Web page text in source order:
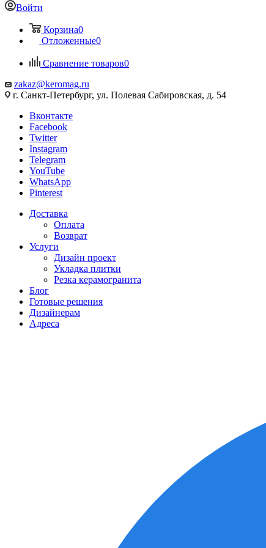
Войти
Корзина0
Отложенные0
Сравнение товаров0
zakaz@keromag.ru
г. Санкт-Петербург, ул. Полевая Сабировская, д. 54
Вконтакте
Facebook
Twitter
Instagram
Telegram
YouTube
WhatsApp
Pinterest
Доставка
Оплата
Возврат
Услуги
Дизайн проект
Укладка плитки
Резка керамогранита
Блог
Готовые решения
Дизайнерам
Адреса